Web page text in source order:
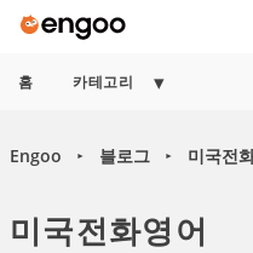
홈 카테고리
Engoo ► 블로그 ► 미국전
미국전화영어